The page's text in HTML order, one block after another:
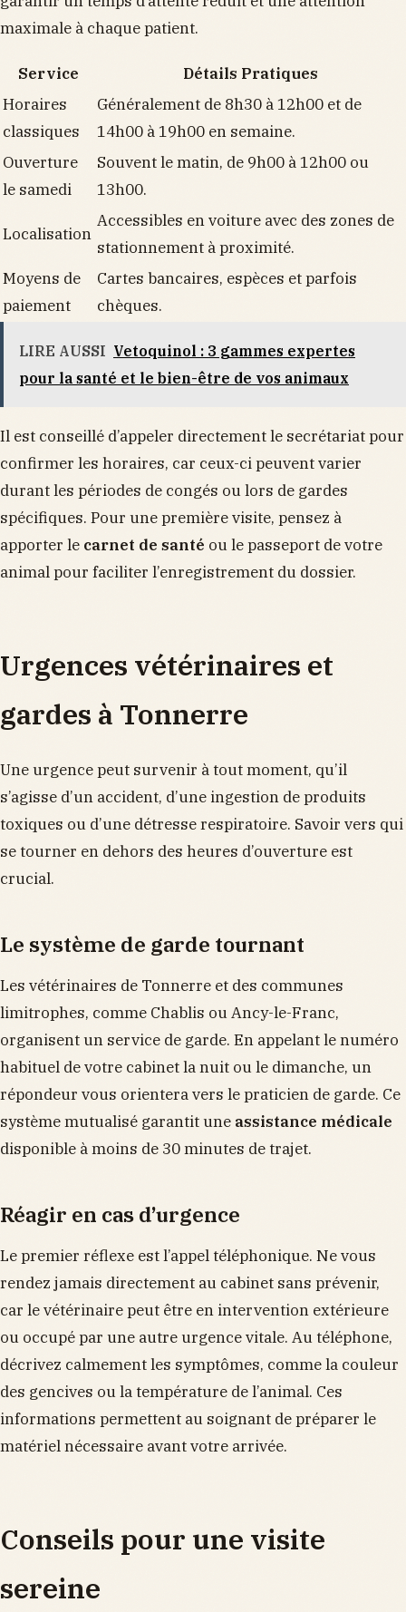
maximale à chaque patient.
Service
Détails Pratiques
Horaires
classiques
Généralement de 8h30 à 12h00 et de
14h00 à 19h00 en semaine.
Ouverture
le samedi
Souvent le matin, de 9h00 à 12h00 ou
13h00.
Localisation
Accessibles en voiture avec des zones de
stationnement à proximité.
Moyens de
paiement
Cartes bancaires, espèces et parfois
chèques.
LIRE AUSSI Vetoquinol : 3 gammes expertes
pour la santé et le bien-être de vos animaux
Il est conseillé d’appeler directement le secrétariat pour
confirmer les horaires, car ceux-ci peuvent varier
durant les périodes de congés ou lors de gardes
spécifiques. Pour une première visite, pensez à
apporter le carnet de santé ou le passeport de votre
animal pour faciliter l’enregistrement du dossier.
Urgences vétérinaires et
gardes à Tonnerre
Une urgence peut survenir à tout moment, qu’il
s’agisse d’un accident, d’une ingestion de produits
toxiques ou d’une détresse respiratoire. Savoir vers qui
se tourner en dehors des heures d’ouverture est
crucial.
Le système de garde tournant
Les vétérinaires de Tonnerre et des communes
limitrophes, comme Chablis ou Ancy-le-Franc,
organisent un service de garde. En appelant le numéro
habituel de votre cabinet la nuit ou le dimanche, un
répondeur vous orientera vers le praticien de garde. Ce
système mutualisé garantit une assistance médicale
disponible à moins de 30 minutes de trajet.
Réagir en cas d’urgence
Le premier réflexe est l’appel téléphonique. Ne vous
rendez jamais directement au cabinet sans prévenir,
car le vétérinaire peut être en intervention extérieure
ou occupé par une autre urgence vitale. Au téléphone,
décrivez calmement les symptômes, comme la couleur
des gencives ou la température de l’animal. Ces
informations permettent au soignant de préparer le
matériel nécessaire avant votre arrivée.
Conseils pour une visite
sereine